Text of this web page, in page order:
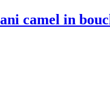
camel in